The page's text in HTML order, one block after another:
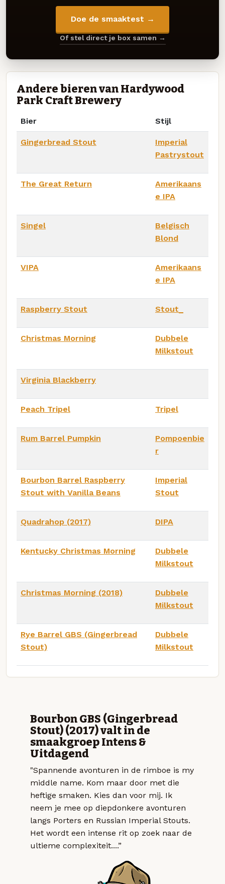
Doe de smaaktest →
Of stel direct je box samen →
Andere bieren van Hardywood
Park Craft Brewery
Bier Stijl
Gingerbread Stout
Imperial
Pastrystout
The Great Return
Amerikaans
e IPA
Singel
Belgisch
Blond
VIPA
Amerikaans
e IPA
Raspberry Stout Stout_
Christmas Morning
Dubbele
Milkstout
Virginia Blackberry
Peach Tripel Tripel
Rum Barrel Pumpkin
Pompoenbie
r
Bourbon Barrel Raspberry
Stout with Vanilla Beans
Imperial
Stout
Quadrahop (2017) DIPA
Kentucky Christmas Morning
Dubbele
Milkstout
Christmas Morning (2018)
Dubbele
Milkstout
Rye Barrel GBS (Gingerbread
Stout)
Dubbele
Milkstout
Bourbon GBS (Gingerbread
Stout) (2017) valt in de
smaakgroep Intens &
Uitdagend
"Spannende avonturen in de rimboe is my
middle name. Kom maar door met die
heftige smaken. Kies dan voor mij. Ik
neem je mee op diepdonkere avonturen
langs Porters en Russian Imperial Stouts.
Het wordt een intense rit op zoek naar de
ultieme complexiteit....”